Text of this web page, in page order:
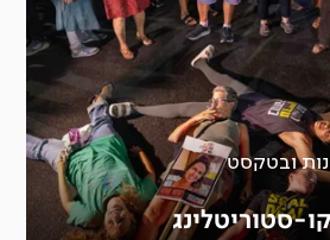
ובטקסט
סטוריטלינג